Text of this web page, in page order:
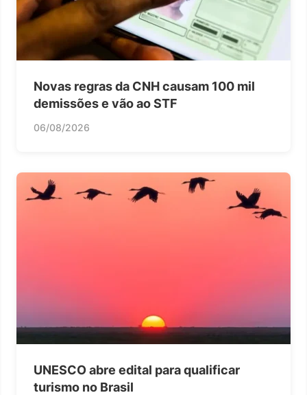
Novas regras da CNH causam 100 mil
demissões e vão ao STF
06/08/2026
UNESCO abre edital para qualificar
turismo no Brasil